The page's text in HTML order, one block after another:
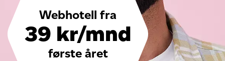
Webhotell fra
39 kr/mnd
første året